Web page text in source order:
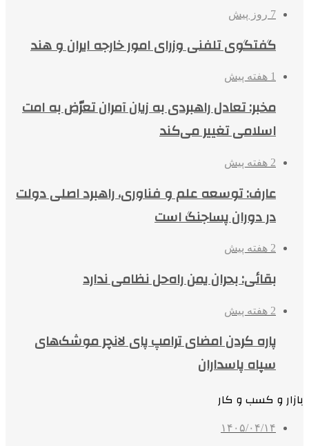
7 روز پیش
گفتگوی تلفنی وزرای امور خارجه ایران و هند
1 هفته پیش
مخبر: تعادل راهبردی به زیان آمران تعرّض به امت
اسلامی تغییر می‌کند
2 هفته پیش
عارف: توسعه علم و فناوری، راهبرد اصلی دولت
در دوران پساجنگ است
2 هفته پیش
بقائی: بحران یمن راه‌حل نظامی ندارد
2 هفته پیش
پاره کردن امضای ترامپ پای لانچر موشک‌های
سپاه پاسداران
بازار و کسب و کار
۱۴۰۵/۰۴/۱۴